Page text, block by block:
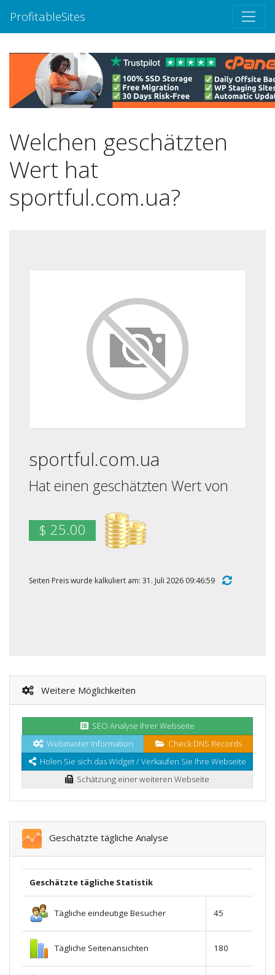
ProfitableSites
Welchen geschätzten
Wert hat
sportful.com.ua?
sportful.com.ua
Hat einen geschätzten Wert von
$ 25.00
Seiten Preis wurde kalkuliert am: 31. Juli 2026 09:46:59
Weitere Möglichkeiten
SEO Analyse Ihrer Webseite
Webmaster Information
Check DNS Records
Holen Sie sich das Widget / Verkaufen Sie Ihre Webseite
Schätzung einer weiteren Webseite
Geschätzte tägliche Analyse
Geschätzte tägliche Statistik
Tägliche eindeutige Besucher 45
Tägliche Seitenansichten 180